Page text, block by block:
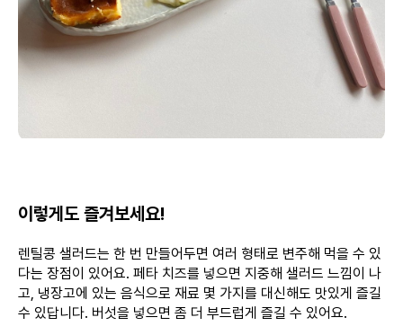
이렇게도 즐겨보세요!
렌틸콩 샐러드는 한 번 만들어두면 여러 형태로 변주해 먹을 수 있
다는 장점이 있어요. 페타 치즈를 넣으면 지중해 샐러드 느낌이 나
고, 냉장고에 있는 음식으로 재료 몇 가지를 대신해도 맛있게 즐길
수 있답니다. 버섯을 넣으면 좀 더 부드럽게 즐길 수 있어요.